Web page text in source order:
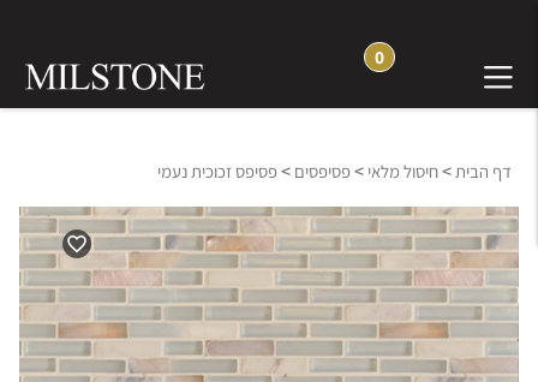
0
דף הבית>חיסול מלאי >פסיפסים >פסיפס זכוכית נעמי